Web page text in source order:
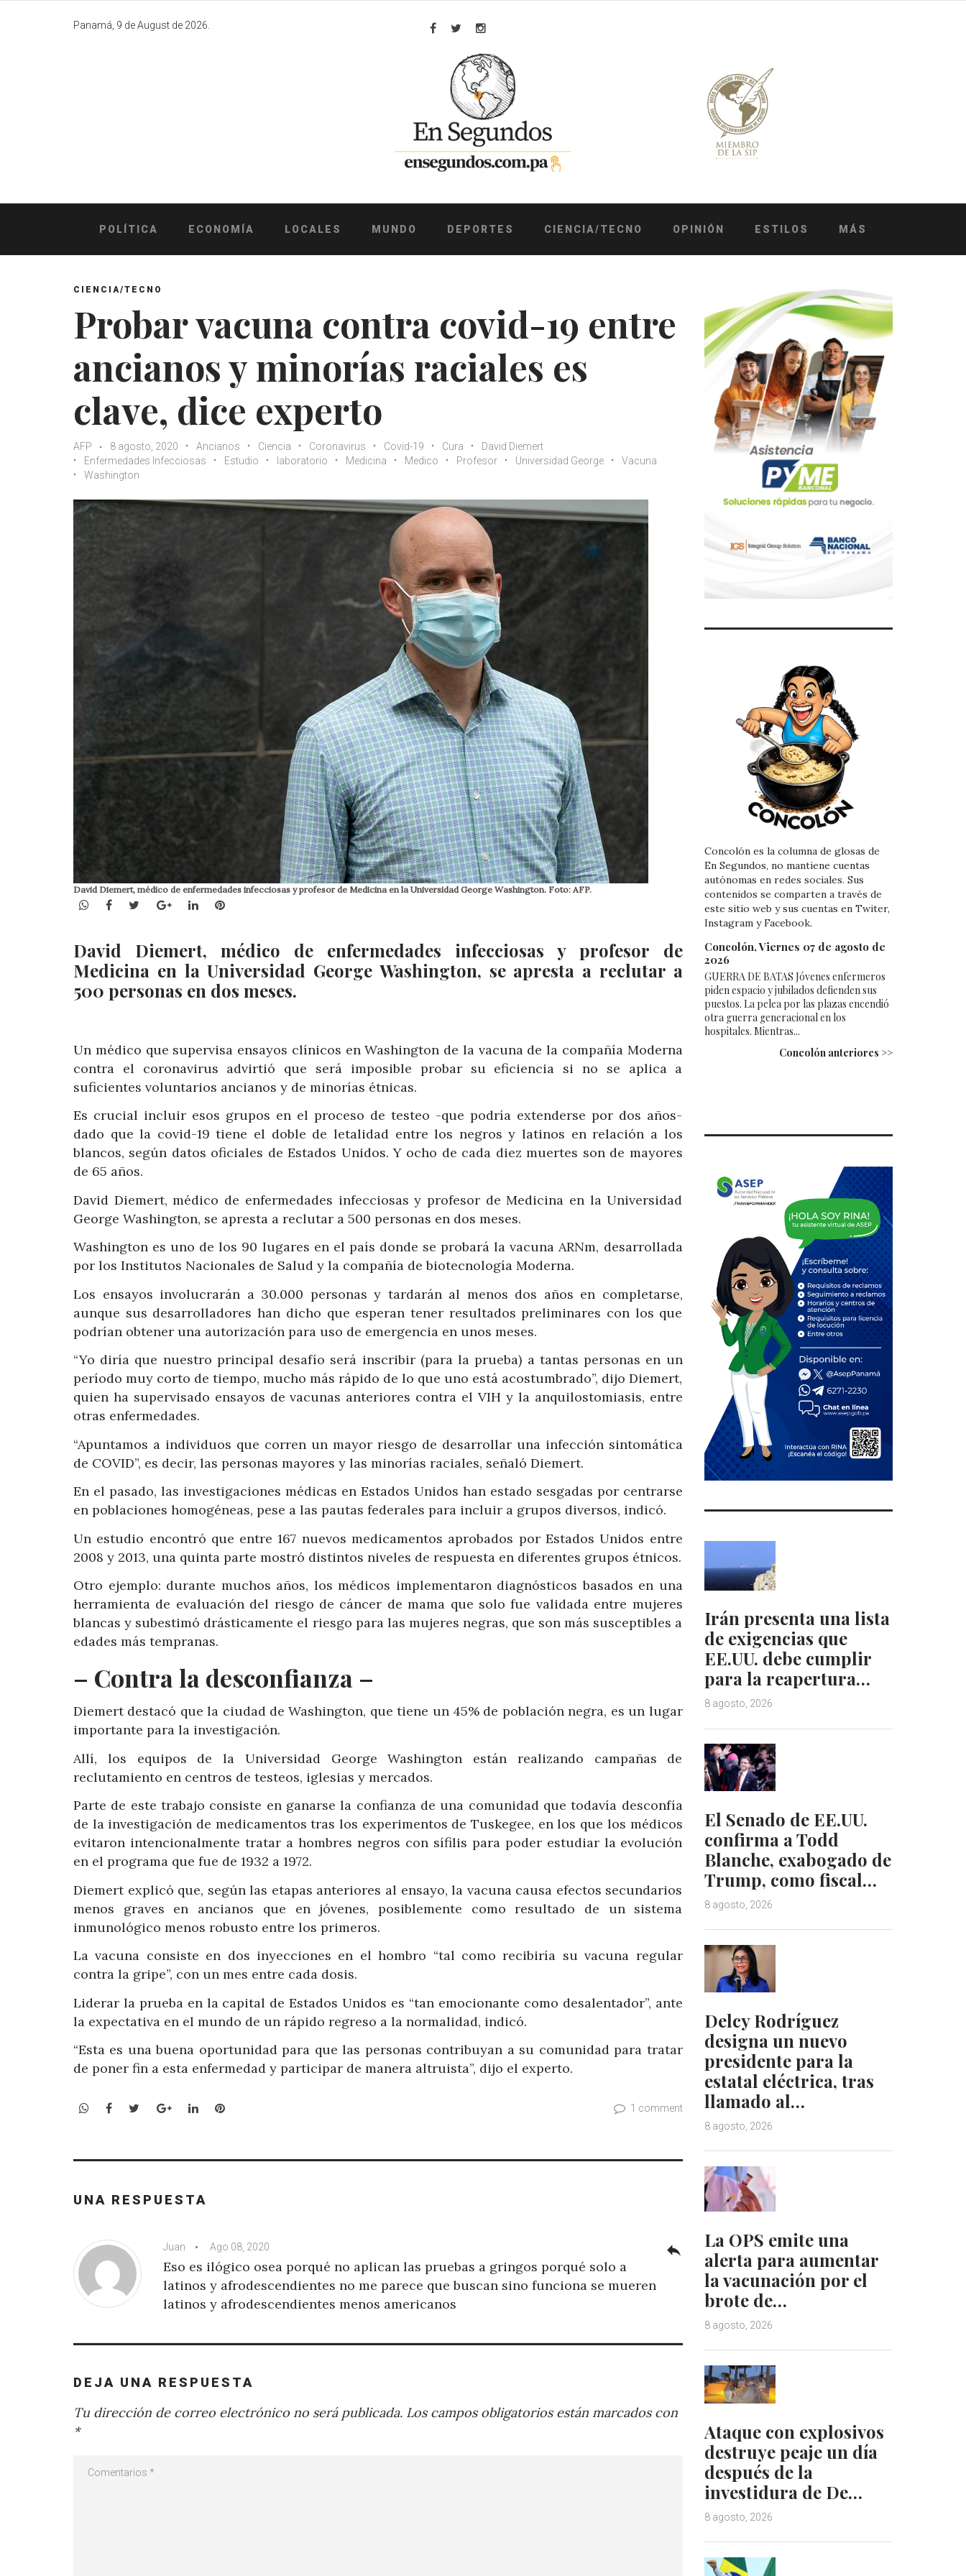
Panamá, 9 de August de 2026.
Facebook
TwitterInstagram
POLÍTICA ECONOMÍA LOCALES MUNDO DEPORTES CIENCIA/TECNO OPINIÓN ESTILOS MÁS
CIENCIA/TECNO
Probar vacuna contra covid-19 entre
ancianos y minorías raciales es
clave, dice experto
AFP 8 agosto, 2020 Ancianos Ciencia Coronavirus Covid-19 Cura
David Diemert
Enfermedades Infecciosas
Estudio laboratorio Medicina Medico Profesor Universidad George
Vacuna
Washington
David Diemert, médico de enfermedades infecciosas y profesor de Medicina en la Universidad George Washington. Foto: AFP.
WhatsApp
Facebook
TwitterGoogle+LinkedInPinterest
David Diemert, médico de enfermedades infecciosas y profesor de
Medicina en la Universidad George Washington, se apresta a reclutar a
500 personas en dos meses.
Un médico que supervisa ensayos clínicos en Washington de la vacuna de la compañía Moderna
contra el coronavirus advirtió que será imposible probar su eficiencia si no se aplica a
suficientes voluntarios ancianos y de minorías étnicas.
Es crucial incluir esos grupos en el proceso de testeo -que podría extenderse por dos años-
dado que la covid-19 tiene el doble de letalidad entre los negros y latinos en relación a los
blancos, según datos oficiales de Estados Unidos. Y ocho de cada diez muertes son de mayores
de 65 años.
David Diemert, médico de enfermedades infecciosas y profesor de Medicina en la Universidad
George Washington, se apresta a reclutar a 500 personas en dos meses.
Washington es uno de los 90 lugares en el país donde se probará la vacuna ARNm, desarrollada
por los Institutos Nacionales de Salud y la compañía de biotecnología Moderna.
Los ensayos involucrarán a 30.000 personas y tardarán al menos dos años en completarse,
aunque sus desarrolladores han dicho que esperan tener resultados preliminares con los que
podrían obtener una autorización para uso de emergencia en unos meses.
“Yo diría que nuestro principal desafío será inscribir (para la prueba) a tantas personas en un
período muy corto de tiempo, mucho más rápido de lo que uno está acostumbrado”, dijo Diemert,
quien ha supervisado ensayos de vacunas anteriores contra el VIH y la anquilostomiasis, entre
otras enfermedades.
“Apuntamos a individuos que corren un mayor riesgo de desarrollar una infección sintomática
de COVID”, es decir, las personas mayores y las minorías raciales, señaló Diemert.
En el pasado, las investigaciones médicas en Estados Unidos han estado sesgadas por centrarse
en poblaciones homogéneas, pese a las pautas federales para incluir a grupos diversos, indicó.
Un estudio encontró que entre 167 nuevos medicamentos aprobados por Estados Unidos entre
2008 y 2013, una quinta parte mostró distintos niveles de respuesta en diferentes grupos étnicos.
Otro ejemplo: durante muchos años, los médicos implementaron diagnósticos basados en una
herramienta de evaluación del riesgo de cáncer de mama que solo fue validada entre mujeres
blancas y subestimó drásticamente el riesgo para las mujeres negras, que son más susceptibles a
edades más tempranas.
– Contra la desconfianza –
Diemert destacó que la ciudad de Washington, que tiene un 45% de población negra, es un lugar
importante para la investigación.
Allí, los equipos de la Universidad George Washington están realizando campañas de
reclutamiento en centros de testeos, iglesias y mercados.
Parte de este trabajo consiste en ganarse la confianza de una comunidad que todavía desconfía
de la investigación de medicamentos tras los experimentos de Tuskegee, en los que los médicos
evitaron intencionalmente tratar a hombres negros con sífilis para poder estudiar la evolución
en el programa que fue de 1932 a 1972.
Diemert explicó que, según las etapas anteriores al ensayo, la vacuna causa efectos secundarios
menos graves en ancianos que en jóvenes, posiblemente como resultado de un sistema
inmunológico menos robusto entre los primeros.
La vacuna consiste en dos inyecciones en el hombro “tal como recibiría su vacuna regular
contra la gripe”, con un mes entre cada dosis.
Liderar la prueba en la capital de Estados Unidos es “tan emocionante como desalentador”, ante
la expectativa en el mundo de un rápido regreso a la normalidad, indicó.
“Esta es una buena oportunidad para que las personas contribuyan a su comunidad para tratar
de poner fin a esta enfermedad y participar de manera altruista”, dijo el experto.
WhatsApp
Facebook
TwitterGoogle+LinkedInPinterest 1 comment
UNA RESPUESTA
Juan Ago 08, 2020
Eso es ilógico osea porqué no aplican las pruebas a gringos porqué solo a
latinos y afrodescendientes no me parece que buscan sino funciona se mueren
latinos y afrodescendientes menos americanos
reply
DEJA UNA RESPUESTA
Tu dirección de correo electrónico no será publicada. Los campos obligatorios están marcados con
*
Concolón es la columna de glosas de
En Segundos, no mantiene cuentas
autónomas en redes sociales. Sus
contenidos se comparten a través de
este sitio web y sus cuentas en Twiter,
Instagram y Facebook.
Concolón, Viernes 07 de agosto de
2026
GUERRA DE BATAS Jóvenes enfermeros
piden espacio y jubilados defienden sus
puestos. La pelea por las plazas encendió
otra guerra generacional en los
hospitales. Mientras...
Concolón anteriores >>
Irán presenta una lista
de exigencias que
EE.UU. debe cumplir
para la reapertura…
8 agosto, 2026
El Senado de EE.UU.
confirma a Todd
Blanche, exabogado de
Trump, como fiscal…
8 agosto, 2026
Delcy Rodríguez
designa un nuevo
presidente para la
estatal eléctrica, tras
llamado al…
8 agosto, 2026
La OPS emite una
alerta para aumentar
la vacunación por el
brote de…
8 agosto, 2026
Ataque con explosivos
destruye peaje un día
después de la
investidura de De…
8 agosto, 2026